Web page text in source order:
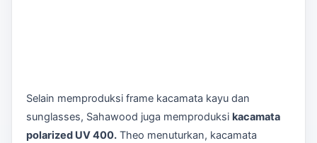
Selain memproduksi frame kacamata kayu dan
sunglasses, Sahawood juga memproduksi kacamata
polarized UV 400. Theo menuturkan, kacamata